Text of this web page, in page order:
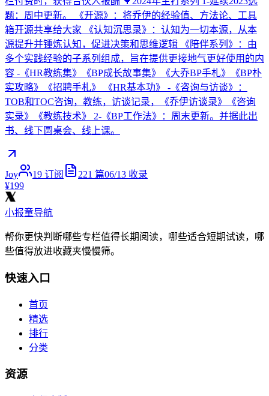
题：周中更新。 《开源》：将乔伊的经验值、方法论、工具
箱开源共享给大家 《认知沉思录》：认知为一切本源，从本
源提升并锤炼认知，促进决策和思维逻辑 《陪伴系列》：由
多个实践经验的子系列组成，旨在提供更接地气更好使用的内
容 -《HR教练集》《BP成长故事集》《大乔BP手札》《BP朴
实攻略》《招聘手札》 《HR基本功》 -《咨询与访谈》：
TOB和TOC咨询，教练，访谈记录，《乔伊访谈录》《咨询
实录》《教练技术》 2-《BP工作法》：周末更新。并据此出
书、线下圆桌会、线上课。
Joy 19 订阅 221 篇06/13 收录
¥199
小报童导航
帮你更快判断哪些专栏值得长期阅读，哪些适合短期试读，哪
些值得放进收藏夹慢慢筛。
快速入口
首页
精选
排行
分类
资源